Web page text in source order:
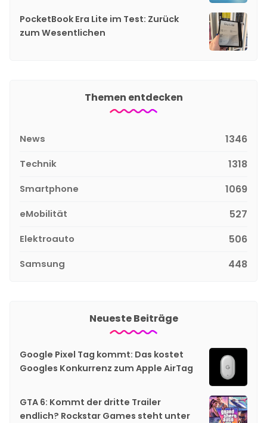
PocketBook Era Lite im Test: Zurück
zum Wesentlichen
Themen entdecken
News 1346
Technik 1318
Smartphone 1069
eMobilität 527
Elektroauto 506
Samsung 448
Neueste Beiträge
Google Pixel Tag kommt: Das kostet
Googles Konkurrenz zum Apple AirTag
GTA 6: Kommt der dritte Trailer
endlich? Rockstar Games steht unter